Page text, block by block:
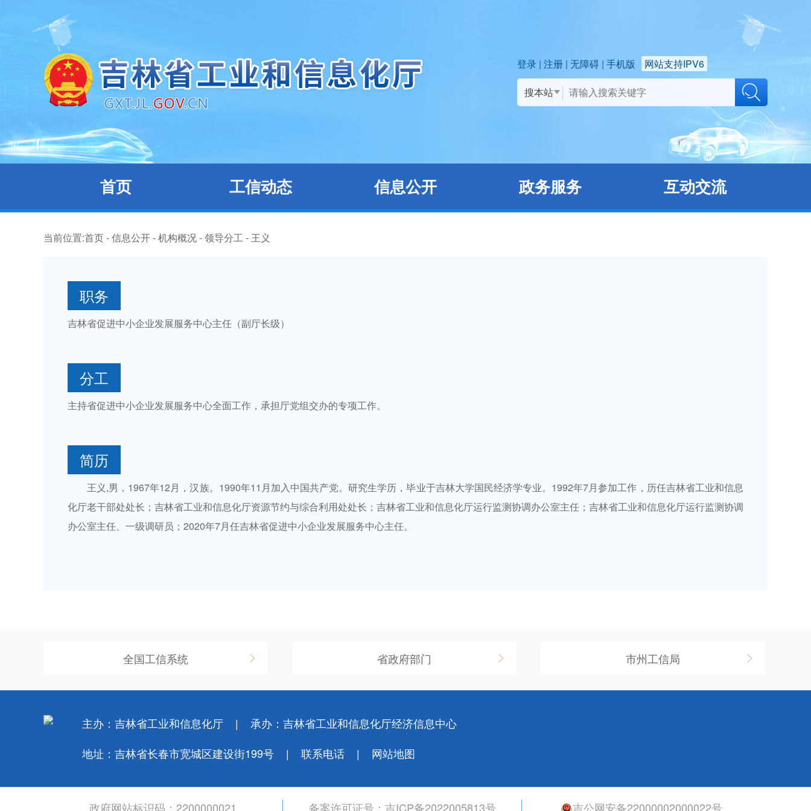
登录 注册 无障碍 手机版 网站支持IPV6
搜本站
首页 工信动态 信息公开 政务服务 互动交流
当前位置:首页-信息公开-机构概况-领导分工 - 王义
职务
吉林省促进中小企业发展服务中心主任（副厅长级）
分工
主持省促进中小企业发展服务中心全面工作，承担厅党组交办的专项工作。
简历
王义,男，1967年12月，汉族。1990年11月加入中国共产党。研究生学历，毕业于吉林大学国民经济学专业。1992年7月参加工作，历任吉林省工业和信息
化厅老干部处处长；吉林省工业和信息化厅资源节约与综合利用处处长；吉林省工业和信息化厅运行监测协调办公室主任；吉林省工业和信息化厅运行监测协调
办公室主任、一级调研员；2020年7月任吉林省促进中小企业发展服务中心主任。
全国工信系统 省政府部门 市州工信局
主办：吉林省工业和信息化厅
承办：吉林省工业和信息化厅经济信息中心
地址：吉林省长春市宽城区建设街199号
联系电话 网站地图
政府网站标识码：2200000021 备案许可证号： 吉ICP备2022005813号 吉公网安备22000002000022号